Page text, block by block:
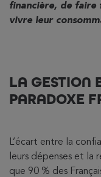
financière, de faire
vivre leur
LA GESTION
PARADOXE
L’écart entre la
leurs dépenses et
que 90 % des